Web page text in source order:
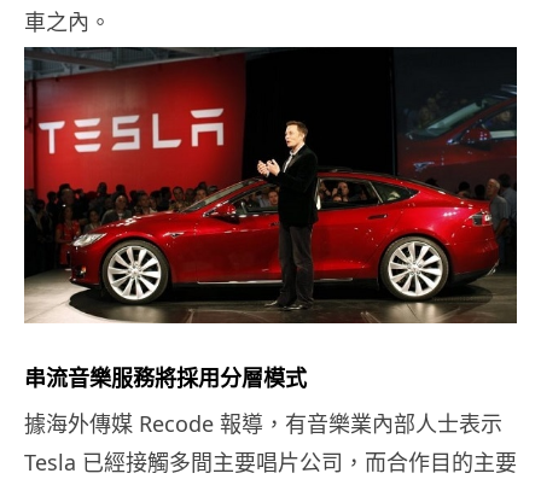
車之內。
串流音樂服務將採用分層模式
據海外傳媒 Recode 報導，有音樂業內部人士表示
Tesla 已經接觸多間主要唱片公司，而合作目的主要